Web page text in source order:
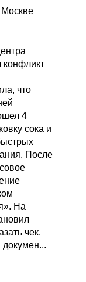
конфликт
что
4
сока и
После
На
чек.
докумен...